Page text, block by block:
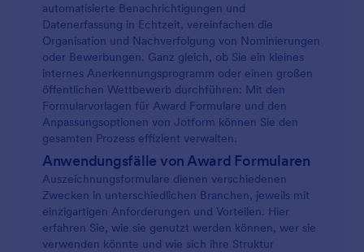
automatisierte Benachrichtigungen und
Datenerfassung in Echtzeit, vereinfachen die
Organisation und Nachverfolgung von Nominierungen
oder Bewerbungen. Ganz gleich, ob Sie ein kleines
internes Anerkennungsprogramm oder einen großen
öffentlichen Wettbewerb durchführen: Mit den
Formularvorlagen für Award Formulare und den
Anpassungsoptionen von Jotform können Sie den
gesamten Prozess effizient verwalten.
Anwendungsfälle von Award Formularen
Auszeichnungsformulare dienen verschiedenen
Zwecken in unterschiedlichen Branchen, jeweils mit
einzigartigen Anforderungen und Vorteilen. Hier
erfahren Sie, wie sie genutzt werden können, wer sie
verwenden könnte und wie sich ihre Struktur